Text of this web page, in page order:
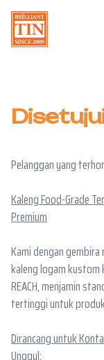
Pelanggan yang
Kaleng Food-Grade
Premium
Kami dengan
kaleng logam
REACH, menjamin
tertinggi untuk
Dirancang untuk
Unggul:
Perusahaan
Pameran
Sertifikat